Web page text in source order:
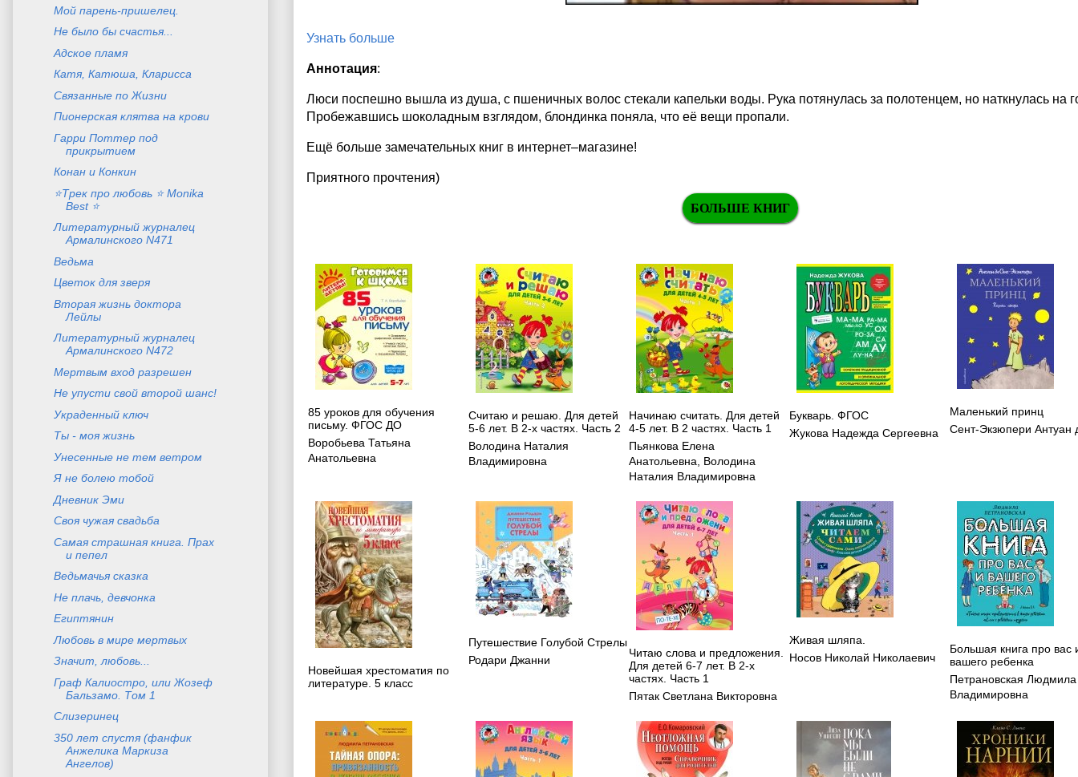
Узнать больше
Аннотация:
Люси поспешно вышла из душа, с пшеничных волос стекали капельки воды. Рука потянулась за полотенцем, но наткнулась на
Пробежавшись шоколадным взглядом, блондинка поняла, что её вещи пропали.
Ещё больше замечательных книг в интернет–магазине!
Приятного прочтения)
БОЛЬШЕ КНИГ
85 уроков для обучения
письму. ФГОС ДО
Воробьева Татьяна
Анатольевна
Считаю и решаю. Для детей
5-6 лет. В 2-х частях. Часть 2
Володина Наталия
Владимировна
Начинаю считать. Для детей
4-5 лет. В 2 частях. Часть 1
Пьянкова Елена
Анатольевна
Володина
Наталия Владимировна
Букварь. ФГОС
Жукова Надежда Сергеевна
Маленький принц
Сент-Экзюпери Антуан
Новейшая хрестоматия по
литературе. 5 класс
Путешествие Голубой Стрелы
Родари Джанни
Читаю слова и предложения.
Для детей 6-7 лет. В 2-х
частях. Часть 1
Пятак Светлана Викторовна
Живая шляпа.
Носов Николай Николаевич
Большая книга про вас
вашего ребенка
Петрановская Людмила
Владимировна
Мой парень-пришелец.
Не было бы счастья...
Адское пламя
Катя, Катюша, Кларисса
Связанные по Жизни
Пионерская клятва на крови
Гарри Поттер под
прикрытием
Конан и Конкин
⭐Трек про любовь ⭐ Monika
Best ⭐
Литературный журналец
Армалинского N471
Ведьма
Цветок для зверя
Вторая жизнь доктора
Лейлы
Литературный журналец
Армалинского N472
Мертвым вход разрешен
Не упусти свой второй шанс!
Украденный ключ
Ты - моя жизнь
Унесенные не тем ветром
Я не болею тобой
Дневник Эми
Своя чужая свадьба
Самая страшная книга. Прах
и пепел
Ведьмачья сказка
Не плачь, девчонка
Египтянин
Любовь в мире мертвых
Значит, любовь...
Граф Калиостро, или Жозеф
Бальзамо. Том 1
Слизеринец
350 лет спустя (фанфик
Анжелика Маркиза
Ангелов)